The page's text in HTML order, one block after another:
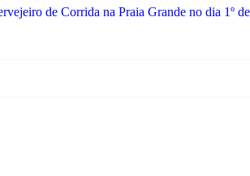
de Corrida na Praia Grande no dia 1º